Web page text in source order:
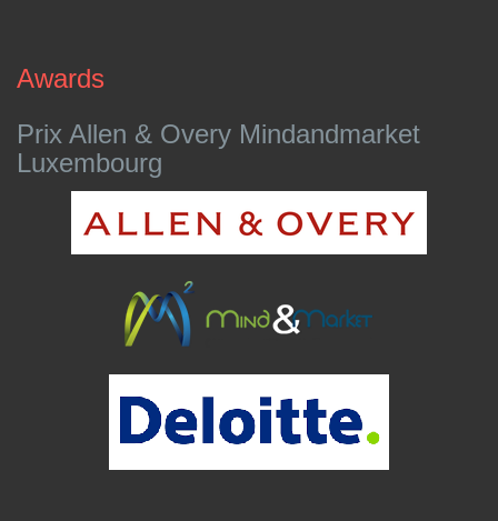
Awards
Prix Allen & Overy Mindandmarket
Luxembourg